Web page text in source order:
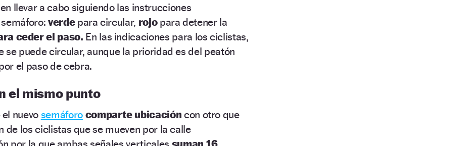
llevar a cabo siguiendo las instrucciones
verde para circular, rojo para detener la
ceder el paso. En las indicaciones para los ciclistas,
se puede circular, aunque la prioridad es del peatón
el paso de cebra.
el mismo punto
nuevosemáforo comparte ubicación con otro que
de los ciclistas que se mueven por la calle